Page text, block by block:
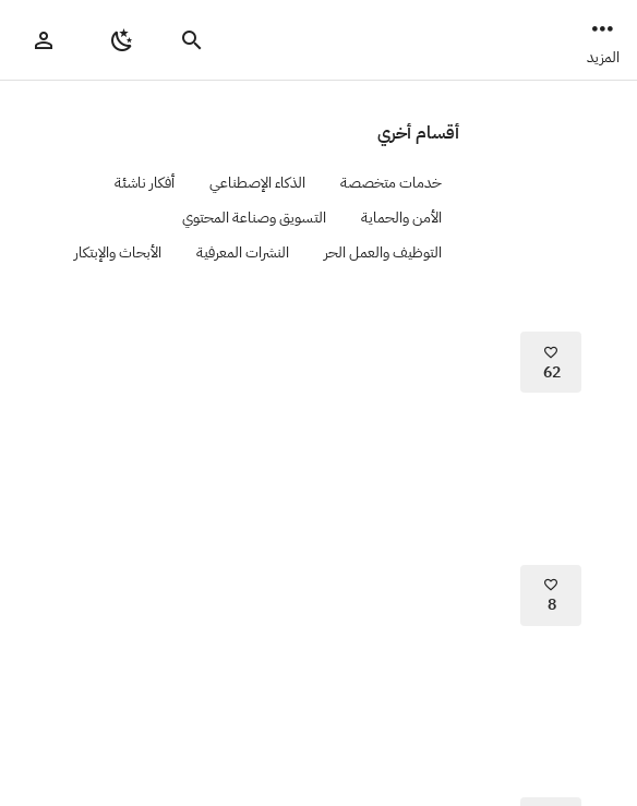
المزيد
62
8
أقسام أخري
خدمات متخصصة الذكاء الإصطناعي
أفكار ناشئة
الأمن والحماية
التسويق وصناعة المحتوي
التوظيف والعمل الحر
النشرات المعرفية الأبحاث والإبتكار